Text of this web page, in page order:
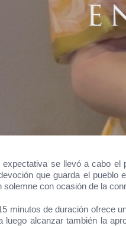
se llevó a cabo el
que guarda el pueblo
con ocasión de la
minutos de duración ofrece
luego alcanzar también la